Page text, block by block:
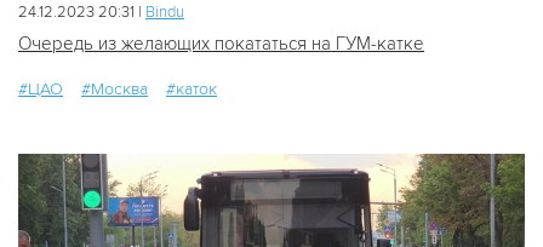
24.12.2023 20:31 | Bindu
Очередь из желающих покататься на ГУМ-катке
#ЦАО #Москва #каток